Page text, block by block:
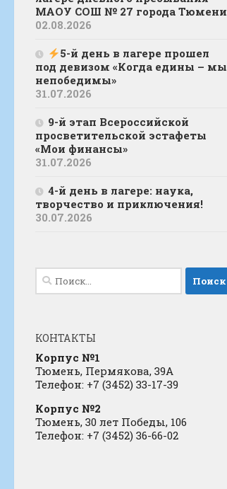
МАОУ СОШ № 27 города Тюмени
02.08.2026
5-й день в лагере прошел
под девизом «Когда едины – мы
непобедимы»
31.07.2026
9-й этап Всероссийской
просветительской эстафеты
«Мои финансы»
31.07.2026
4-й день в лагере: наука,
творчество и приключения!
30.07.2026
Найти:
КОНТАКТЫ
Корпус №1
Тюмень, Пермякова, 39А
Телефон: +7 (3452) 33-17-39
Корпус №2
Тюмень, 30 лет Победы, 106
Телефон: +7 (3452) 36-66-02